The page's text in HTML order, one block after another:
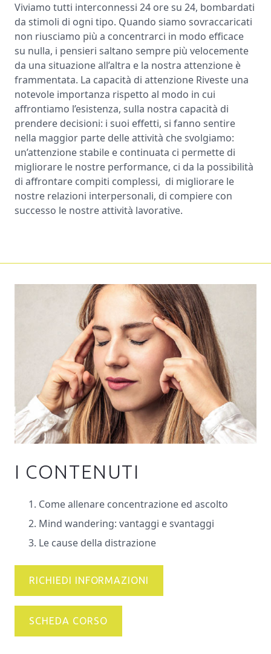
Viviamo tutti interconnessi 24 ore su 24, bombardati
da stimoli di ogni tipo. Quando siamo sovraccaricati
non riusciamo più a concentrarci in modo efficace
su nulla, i pensieri saltano sempre più velocemente
da una situazione all’altra e la nostra attenzione è
frammentata. La capacità di attenzione Riveste una
notevole importanza rispetto al modo in cui
affrontiamo l’esistenza, sulla nostra capacità di
prendere decisioni: i suoi effetti, si fanno sentire
nella maggior parte delle attività che svolgiamo:
un’attenzione stabile e continuata ci permette di
migliorare le nostre performance, ci da la possibilità
di affrontare compiti complessi, di migliorare le
nostre relazioni interpersonali, di compiere con
successo le nostre attività lavorative.
I CONTENUTI
Come allenare concentrazione ed ascolto
Mind wandering: vantaggi e svantaggi
Le cause della distrazione
RICHIEDI INFORMAZIONI
SCHEDA CORSO